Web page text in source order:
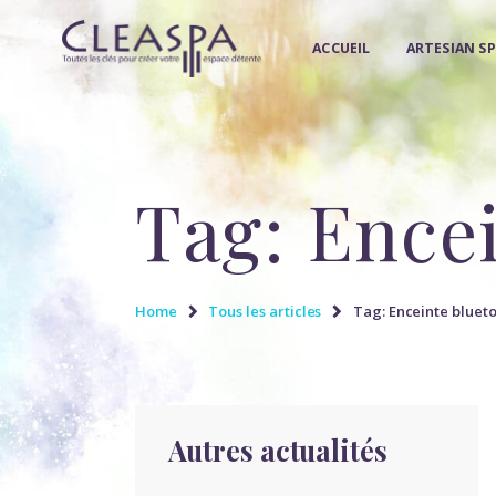
ACCUEIL ARTESIAN
Tag:
Home Tous les articles Tag: Enceinte
Autres actualités